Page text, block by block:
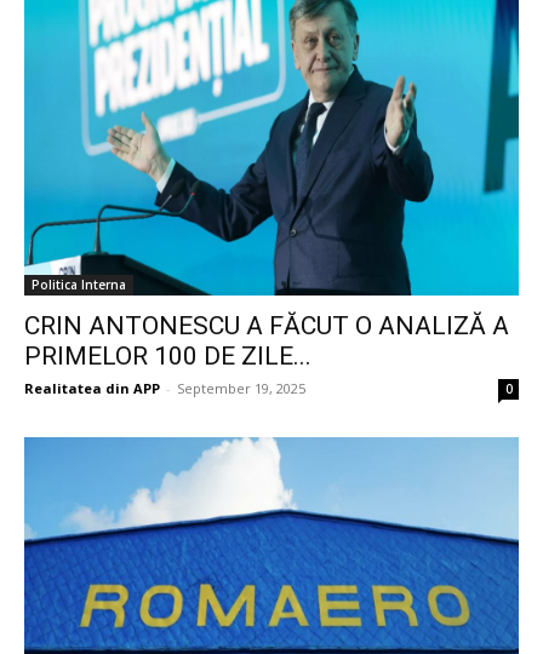
Politica Interna
CRIN ANTONESCU A FĂCUT O ANALIZĂ A
PRIMELOR 100 DE ZILE...
Realitatea din APP - September 19, 2025 0